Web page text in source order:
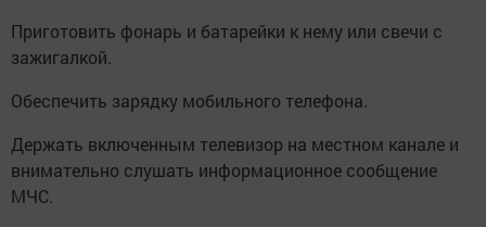
Приготовить фонарь и батарейки к нему или свечи с
зажигалкой.
Обеспечить зарядку мобильного телефона.
Держать включенным телевизор на местном канале и
внимательно слушать информационное сообщение
МЧС.